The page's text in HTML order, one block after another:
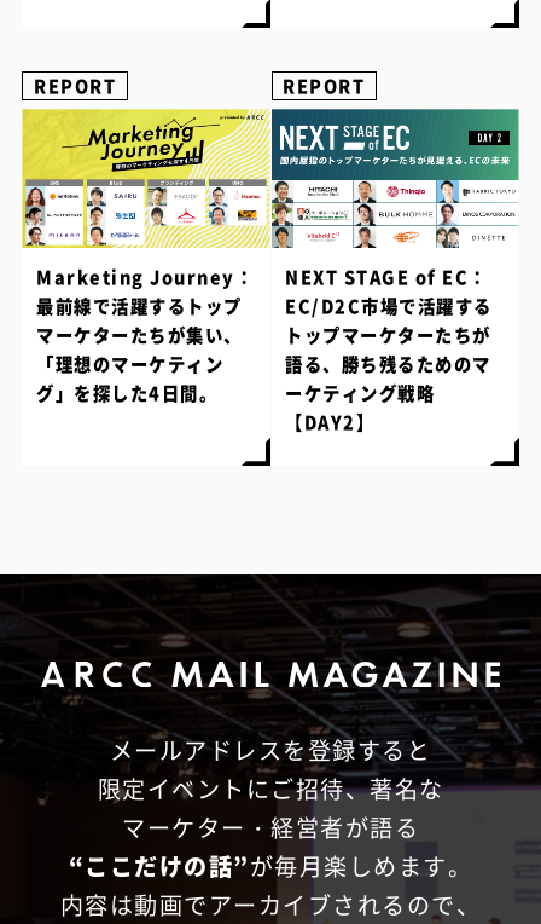
REPORT
Marketing Journey：
最前線で活躍するトップ
マーケターたちが集い、
「理想のマーケティン
グ」を探した4日間。
REPORT
NEXT STAGE of EC：
EC/D2C市場で活躍する
トップマーケターたちが
語る、勝ち残るためのマ
ーケティング戦略
【DAY2】
メールアドレスを登録すると
限定イベントにご招待、著名な
マーケター・経営者が語る
“ここだけの話”が毎月楽しめます。
内容は動画でアーカイブされるので、